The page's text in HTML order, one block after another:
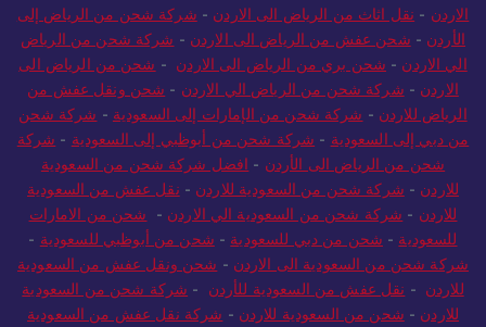
الاردن - نقل اثاث من الرياض الى الاردن - شركة شحن من الرياض إلى
الأردن - شحن عفش من الرياض الى الاردن - شركة شحن من الرياض
الي الاردن - شحن بري من الرياض الى الاردن - شحن من الرياض الى
الاردن - شركة شحن من الرياض الي الاردن - شحن ونقل عفش من
الرياض للاردن - شركة شحن من الإمارات إلى السعودية - شركة شحن
من دبي إلى السعودية - شركة شحن من أبوظبي إلى السعودية - شركة
شحن من الرياض الى الأردن - افضل شركة شحن من السعودية
للاردن - شركة شحن من السعودية للاردن - نقل عفش من السعودية
للاردن - شركة شحن من السعودية الي الاردن - شحن من الامارات
للسعودية - شحن من دبي للسعودية - شحن من أبوظبي للسعودية -
شركة شحن من السعودية الى الاردن - شحن ونقل عفش من السعودية
للاردن - نقل عفش من السعودية للأردن - شركة شحن من السعودية
للاردن - شحن من السعودية للاردن - شركة نقل عفش من السعودية